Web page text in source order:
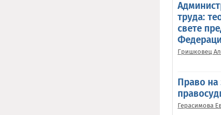
труда:
свете
Гришковец
Право на
Герасимова